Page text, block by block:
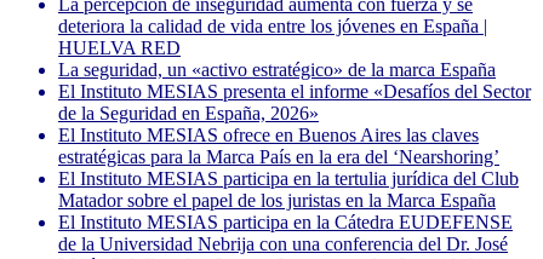
deteriora la calidad de vida entre los jóvenes en España |
HUELVA RED
La seguridad, un «activo estratégico» de la marca España
El Instituto MESIAS presenta el informe «Desafíos del Sector
de la Seguridad en España, 2026»
El Instituto MESIAS ofrece en Buenos Aires las claves
estratégicas para la Marca País en la era del ‘Nearshoring’
El Instituto MESIAS participa en la tertulia jurídica del Club
Matador sobre el papel de los juristas en la Marca España
El Instituto MESIAS participa en la Cátedra EUDEFENSE
de la Universidad Nebrija con una conferencia del Dr. José